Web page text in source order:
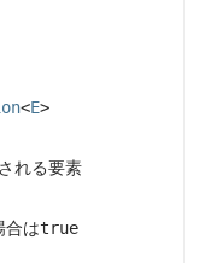
<E>
れる要素
合はtrue